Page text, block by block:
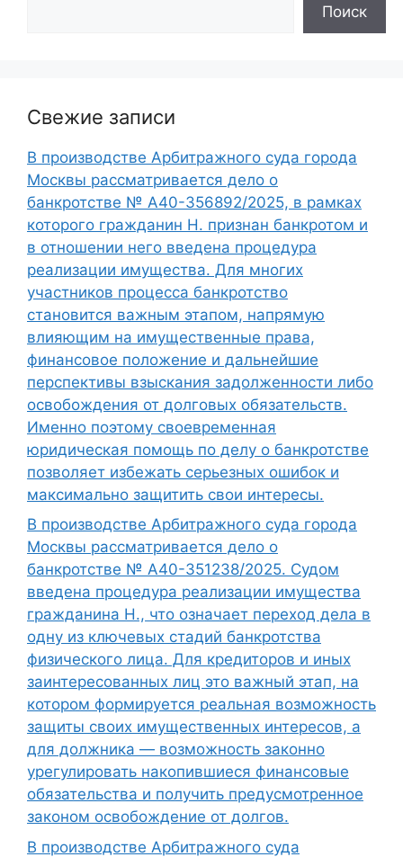
Поиск
Свежие записи
В производстве Арбитражного суда города
Москвы рассматривается дело о
банкротстве № А40-356892/2025, в рамках
которого гражданин Н. признан банкротом и
в отношении него введена процедура
реализации имущества. Для многих
участников процесса банкротство
становится важным этапом, напрямую
влияющим на имущественные права,
финансовое положение и дальнейшие
перспективы взыскания задолженности либо
освобождения от долговых обязательств.
Именно поэтому своевременная
юридическая помощь по делу о банкротстве
позволяет избежать серьезных ошибок и
максимально защитить свои интересы.
В производстве Арбитражного суда города
Москвы рассматривается дело о
банкротстве № А40-351238/2025. Судом
введена процедура реализации имущества
гражданина Н., что означает переход дела в
одну из ключевых стадий банкротства
физического лица. Для кредиторов и иных
заинтересованных лиц это важный этап, на
котором формируется реальная возможность
защиты своих имущественных интересов, а
для должника — возможность законно
урегулировать накопившиеся финансовые
обязательства и получить предусмотренное
законом освобождение от долгов.
В производстве Арбитражного суда